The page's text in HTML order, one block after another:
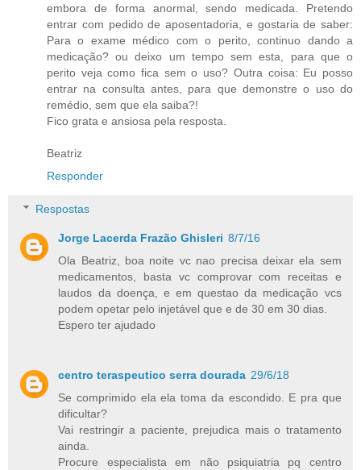
embora de forma anormal, sendo medicada. Pretendo
entrar com pedido de aposentadoria, e gostaria de saber:
Para o exame médico com o perito, continuo dando a
medicação? ou deixo um tempo sem esta, para que o
perito veja como fica sem o uso? Outra coisa: Eu posso
entrar na consulta antes, para que demonstre o uso do
remédio, sem que ela saiba?!
Fico grata e ansiosa pela resposta.
Beatriz
Responder
Respostas
Jorge Lacerda Frazão Ghisleri 8/7/16
Ola Beatriz, boa noite vc nao precisa deixar ela sem
medicamentos, basta vc comprovar com receitas e
laudos da doença, e em questao da medicação vcs
podem opetar pelo injetável que e de 30 em 30 dias.
Espero ter ajudado
centro teraspeutico serra dourada 29/6/18
Se comprimido ela ela toma da escondido. E pra que
dificultar?
Vai restringir a paciente, prejudica mais o tratamento
ainda.
Procure especialista em não psiquiatria pq centro